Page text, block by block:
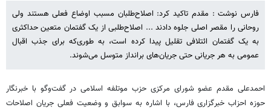
فارس نوشت : مقدم تاکید کرد: اصلاح‌طلبان مسبب اوضاع فعلی هستند ولی
روحانی را مقصر اصلی جلوه دادند ... اصلاح‌طلبی از یک گفتمان متعین حداکثری
به یک گفتمان ائتلافی تقلیل پیدا کرده است، به طوری‌که برای جذب اقبال
عمومی به هر جریانی حتی جریان‌های برانداز متوسل می‌شوند.
احمدعلی مقدم عضو شورای مرکزی حزب موتلفه اسلامی در گفت‌وگو با خبرنگار
حوزه احزاب خبرگزاری فارس، با اشاره به سوابق و وضعیت فعلی جریان اصلاحات